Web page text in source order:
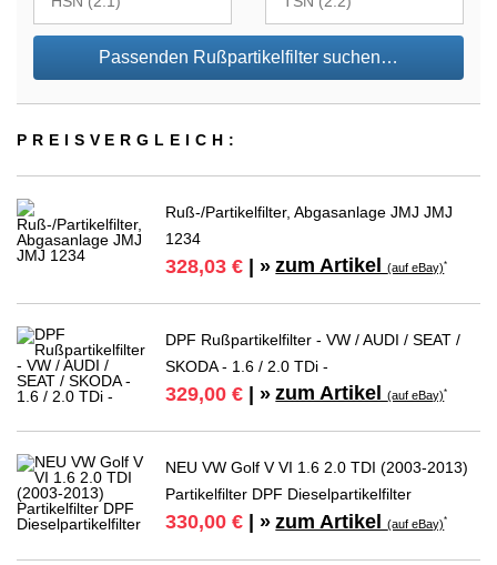
Passenden Rußpartikelfilter suchen…
PREIS­VER­GLEICH:
Ruß-/Partikelfilter, Abgasanlage JMJ JMJ
1234
328,03 € | » zum Artikel(auf eBay)*
DPF Rußpartikelfilter - VW / AUDI / SEAT /
SKODA - 1.6 / 2.0 TDi -
329,00 € | » zum Artikel(auf eBay)*
NEU VW Golf V VI 1.6 2.0 TDI (2003-2013)
Partikelfilter DPF Dieselpartikelfilter
330,00 € | » zum Artikel(auf eBay)*